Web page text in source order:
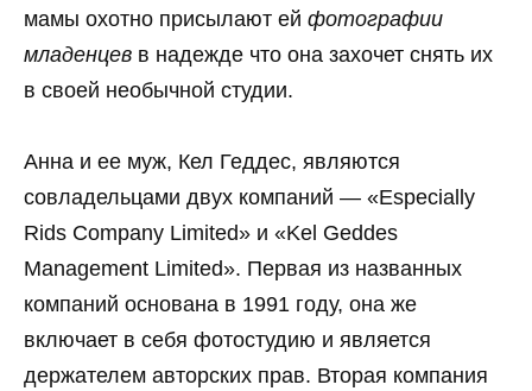
мамы охотно присылают ей фотографии
младенцев в надежде что она захочет снять их
в своей необычной студии.
Анна и ее муж, Кел Геддес, являются
совладельцами двух компаний — «Especially
Rids Company Limited» и «Kel Geddes
Management Limited». Первая из названных
компаний основана в 1991 году, она же
включает в себя фотостудию и является
держателем авторских прав. Вторая компания